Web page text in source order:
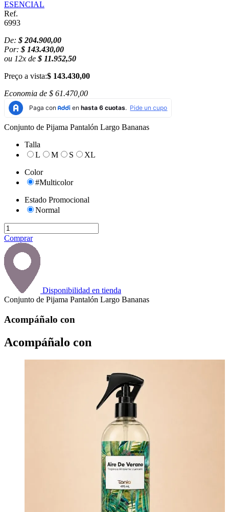
ESENCIAL
Ref.
6993
De: $ 204.900,00
Por: $ 143.430,00
ou 12x de $ 11.952,50
Preço a vista:$ 143.430,00
Economia de $ 61.470,00
Conjunto de Pijama Pantalón Largo Bananas
Talla
L
M S
XL
Color
#Multicolor
Estado Promocional
Normal
Comprar
Disponibilidad en tienda
Conjunto de Pijama Pantalón Largo Bananas
Acompáñalo con
Acompáñalo con